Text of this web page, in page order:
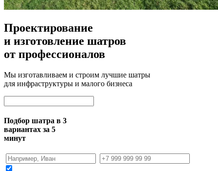
Проектирование
и изготовление шатров
от профессионалов
Мы изготавливаем и строим лучшие шатры
для инфраструктуры и малого бизнеса
Подбор шатра в 3
вариантах за 5
минут